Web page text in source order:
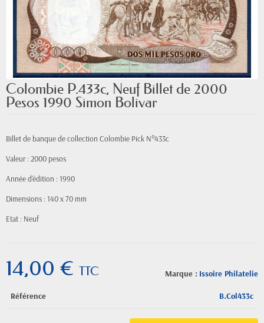
Colombie P.433c, Neuf Billet de 2000
Pesos 1990 Simon Bolivar
Billet de banque de collection Colombie Pick N°433c
Valeur : 2000 pesos
Année d'édition : 1990
Dimensions : 140 x 70 mm
Etat : Neuf
Marque : Issoire Philatelie
14,00 € TTC
Référence B.Col433c